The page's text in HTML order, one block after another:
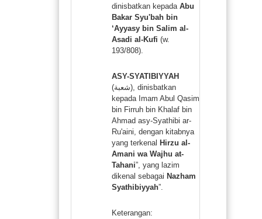
dinisbatkan kepada Abu
Bakar Syu'bah bin
‘Ayyasy bin Salim al-
Asadi al-Kufi (w.
193/808).
ASY-SYATIBIYYAH
(شعبة), dinisbatkan
kepada Imam Abul Qasim
bin Firruh bin Khalaf bin
Ahmad asy-Syathibi ar-
Ru'aini, dengan kitabnya
yang terkenal Hirzu al-
Amani wa Wajhu at-
Tahani”, yang lazim
dikenal sebagai Nazham
Syathibiyyah”.
Keterangan: